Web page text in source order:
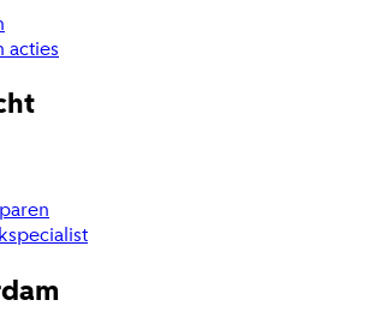
acties